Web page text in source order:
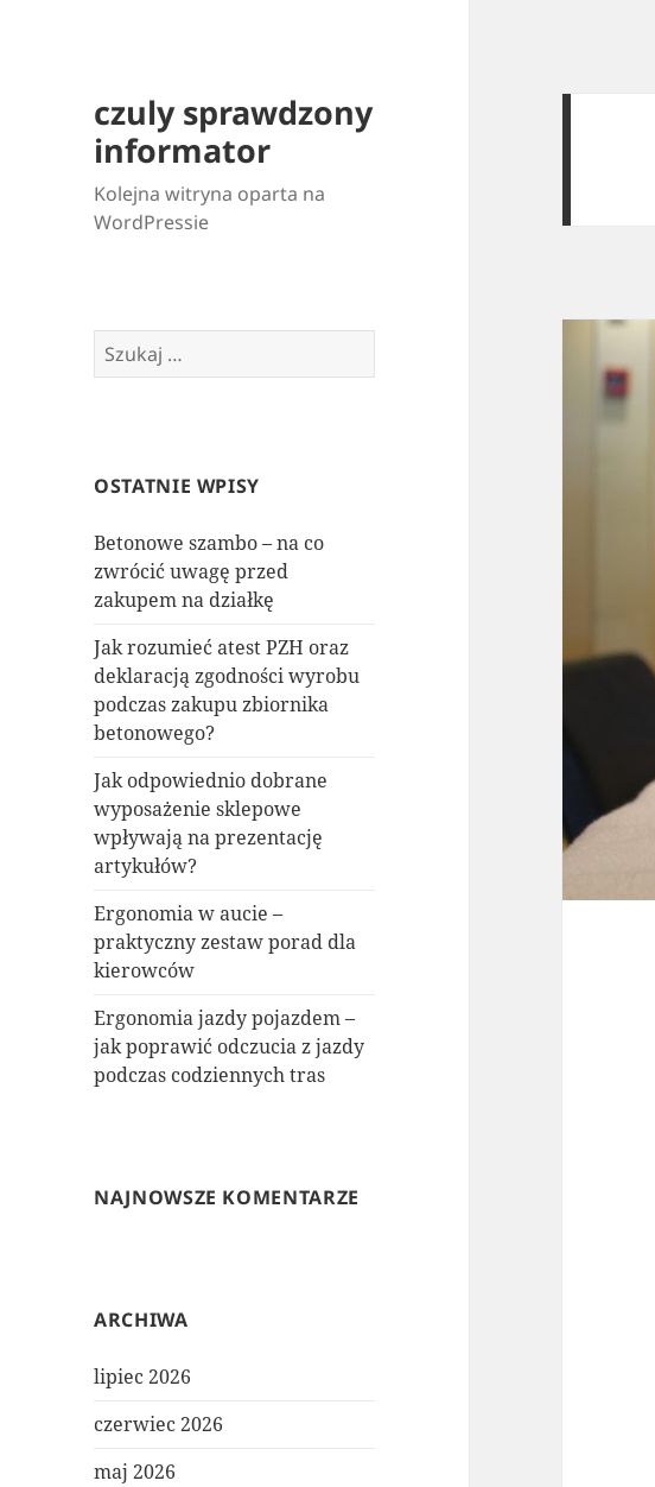
czuly sprawdzony
informator
Kolejna witryna oparta na
WordPressie
Szukaj:
OSTATNIE WPISY
Betonowe szambo – na co
zwrócić uwagę przed
zakupem na działkę
Jak rozumieć atest PZH oraz
deklaracją zgodności wyrobu
podczas zakupu zbiornika
betonowego?
Jak odpowiednio dobrane
wyposażenie sklepowe
wpływają na prezentację
artykułów?
Ergonomia w aucie –
praktyczny zestaw porad dla
kierowców
Ergonomia jazdy pojazdem –
jak poprawić odczucia z jazdy
podczas codziennych tras
NAJNOWSZE KOMENTARZE
ARCHIWA
lipiec 2026
czerwiec 2026
maj 2026